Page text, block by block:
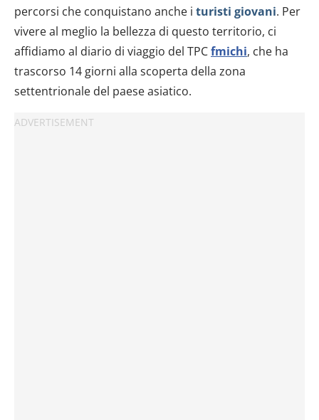
percorsi che conquistano anche i turisti giovani. Per
vivere al meglio la bellezza di questo territorio, ci
affidiamo al diario di viaggio del TPCfmichi, che ha
trascorso 14 giorni alla scoperta della zona
settentrionale del paese asiatico.